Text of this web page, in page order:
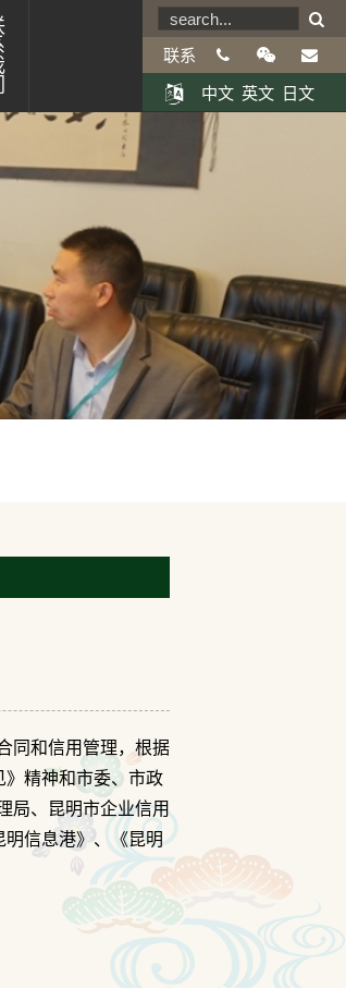
联系
中文 英文 日文
同和信用管理，根据
》精神和市委、市政
局、昆明市企业信用
明信息港》、《昆明